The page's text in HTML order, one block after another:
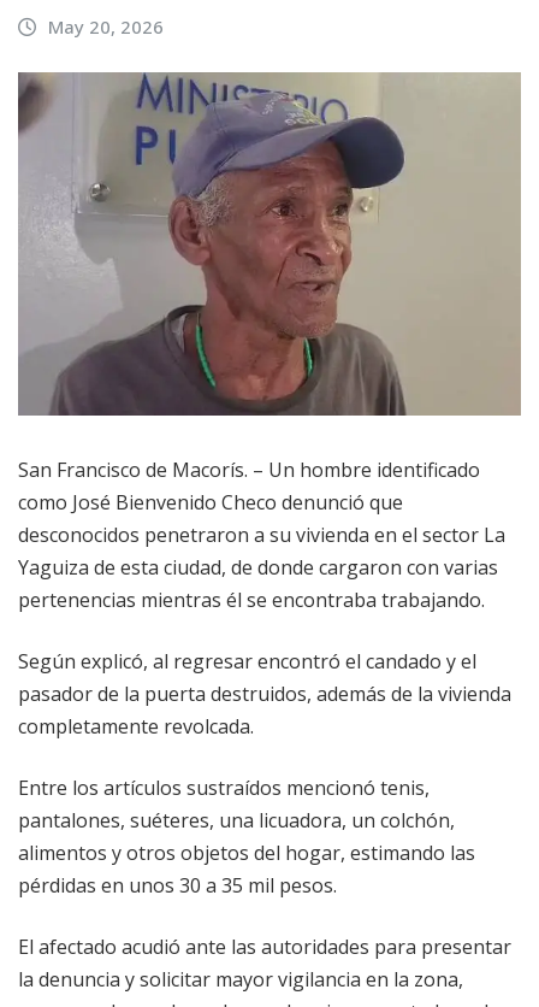
May 20, 2026
San Francisco de Macorís. – Un hombre identificado
como José Bienvenido Checo denunció que
desconocidos penetraron a su vivienda en el sector La
Yaguiza de esta ciudad, de donde cargaron con varias
pertenencias mientras él se encontraba trabajando.
Según explicó, al regresar encontró el candado y el
pasador de la puerta destruidos, además de la vivienda
completamente revolcada.
Entre los artículos sustraídos mencionó tenis,
pantalones, suéteres, una licuadora, un colchón,
alimentos y otros objetos del hogar, estimando las
pérdidas en unos 30 a 35 mil pesos.
El afectado acudió ante las autoridades para presentar
la denuncia y solicitar mayor vigilancia en la zona,